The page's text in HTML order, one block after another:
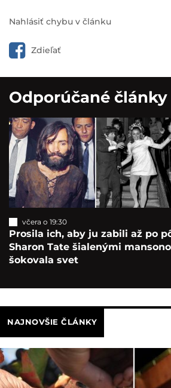
Nahlásiť chybu v článku
Zdieľať
Odporúčané články
včera o 19:30
Prosila ich, aby ju zabili až po
Sharon Tate šialenými
šokovala svet
NAJNOVŠIE ČLÁNKY